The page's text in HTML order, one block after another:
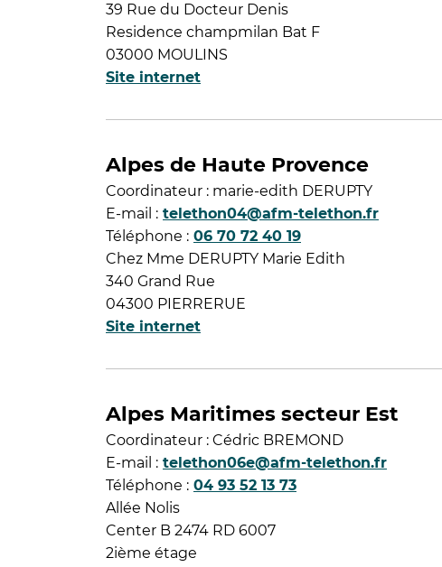
39 Rue du Docteur Denis
Residence champmilan Bat F
03000 MOULINS
Site internet
Alpes de Haute Provence
Coordinateur : marie-edith DERUPTY
E-mail : telethon04@afm-telethon.fr
Téléphone : 06 70 72 40 19
Chez Mme DERUPTY Marie Edith
340 Grand Rue
04300 PIERRERUE
Site internet
Alpes Maritimes secteur Est
Coordinateur : Cédric BREMOND
E-mail : telethon06e@afm-telethon.fr
Téléphone : 04 93 52 13 73
Allée Nolis
Center B 2474 RD 6007
2ième étage